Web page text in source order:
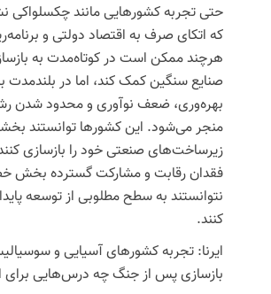
حتیتجربه کشورهایی مانند
که اتکای صرف به اقتصاد دولتی و
هرچند ممکن است در کوتاه‌مدت به
صنایع سنگین کمک کند، اما در
بهره‌وری، ضعف نوآوری و محدود شدن
منجر می‌شود. این کشورها توانستند
زیرساخت‌های صنعتی خود را بازسازی
فقدان رقابت و مشارکت گسترده بخش
نتوانستند به سطح مطلوبی از توسعه
کنند.
ایرنا: تجربه کشورهای آسیایی و
بازسازی پس از جنگ چه درس‌هایی برای